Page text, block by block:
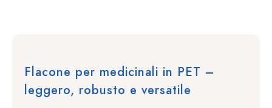
Flacone per medicinali in PET –
leggero, robusto e versatile